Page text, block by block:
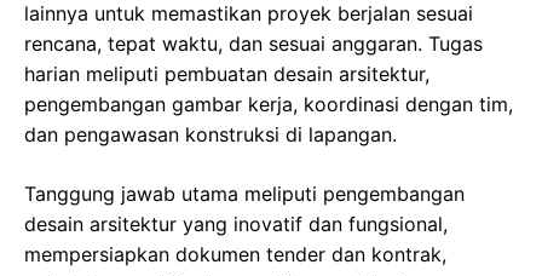
lainnya untuk memastikan proyek berjalan sesuai
rencana, tepat waktu, dan sesuai anggaran. Tugas
harian meliputi pembuatan desain arsitektur,
pengembangan gambar kerja, koordinasi dengan tim,
dan pengawasan konstruksi di lapangan.
Tanggung jawab utama meliputi pengembangan
desain arsitektur yang inovatif dan fungsional,
mempersiapkan dokumen tender dan kontrak,